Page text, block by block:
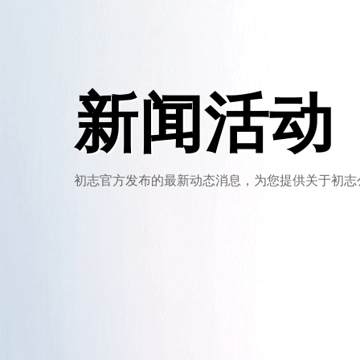
新闻活动
初志官方发布的最新动态消息，为您提供关于初